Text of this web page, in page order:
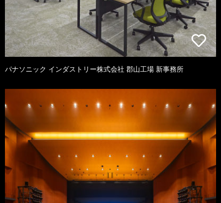
パナソニック インダストリー株式会社 郡山工場 新事務所